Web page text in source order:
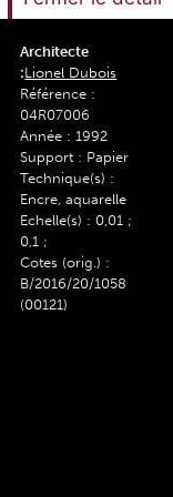
Architecte
:Lionel Dubois
Référence :
04R07006
Année : 1992
Support : Papier
Technique(s) :
Encre, aquarelle
Echelle(s) : 0,01 ;
0,1 ;
Cotes (orig.) :
B/2016/20/1058
(00121)